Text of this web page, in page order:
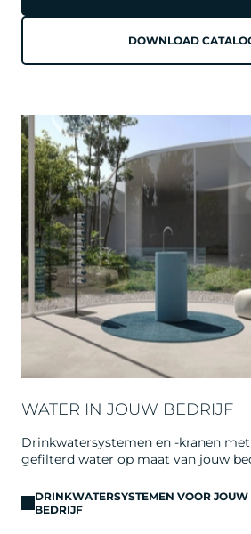
DOWNLOAD
WATER IN JOUW BEDRIJF
Drinkwatersystemen en -kranen met
gefilterd water op maat van jouw
DRINKWATERSYSTEMEN VOOR JOUW
BEDRIJF